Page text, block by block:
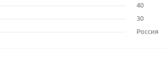
40
30
Россия